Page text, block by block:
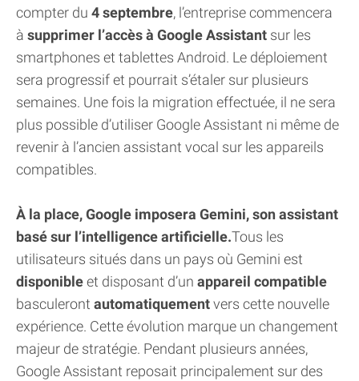
compter du 4 septembre, l’entreprise commencera
à supprimer l’accès à Google Assistant sur les
smartphones et tablettes Android. Le déploiement
sera progressif et pourrait s’étaler sur plusieurs
semaines. Une fois la migration effectuée, il ne sera
plus possible d’utiliser Google Assistant ni même de
revenir à l’ancien assistant vocal sur les appareils
compatibles.
À la place, Google imposera Gemini, son assistant
basé sur l’intelligence artificielle.Tous les
utilisateurs situés dans un pays où Gemini est
disponibleet disposant d’un appareil compatible
basculeront automatiquementvers cette nouvelle
expérience. Cette évolution marque un changement
majeur de stratégie. Pendant plusieurs années,
Google Assistant reposait principalement sur des